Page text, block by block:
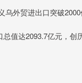
乌外贸进出口突破
值达2093.7亿元，创